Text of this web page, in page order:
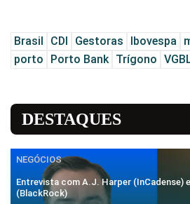
Brasil CDI Gestoras Ibovespa
porto
Porto Bank Trígono
DESTAQUES
NEGÓCIOS
Entrevista com A.J. Harper (InCadense)
(BlackRock)